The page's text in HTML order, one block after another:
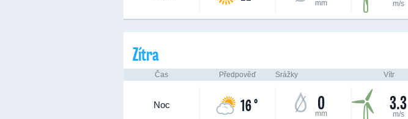
mm m/s
Zítra
Čas Předpověď Srážky Vítr
Noc 16 ° 0
mm 3.3
m/s